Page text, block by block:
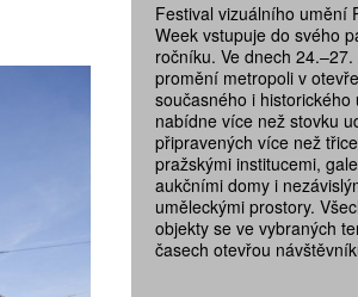
Festival vizuálního umění
Week vstupuje do svého
ročníku. Ve dnech
promění metropoli v
současného i historického
nabídne více než stovku
připravených více než
pražskými institucemi,
aukčními domy i
uměleckými prostory.
objekty se ve vybraných
časech otevřou